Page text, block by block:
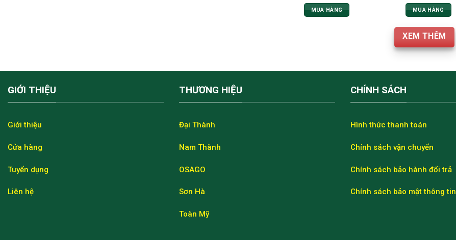
MUA HÀNG MUA HÀNG
XEM THÊM
GIỚI THIỆU
Giới thiệu
Cửa hàng
Tuyển dụng
Liên hệ
THƯƠNG HIỆU
Đại Thành
Nam Thành
OSAGO
Sơn Hà
Toàn Mỹ
CHÍNH SÁCH
Hình thức thanh toán
Chính sách vận chuyển
Chính sách bảo hành đổi trả
Chính sách bảo mật thông tin